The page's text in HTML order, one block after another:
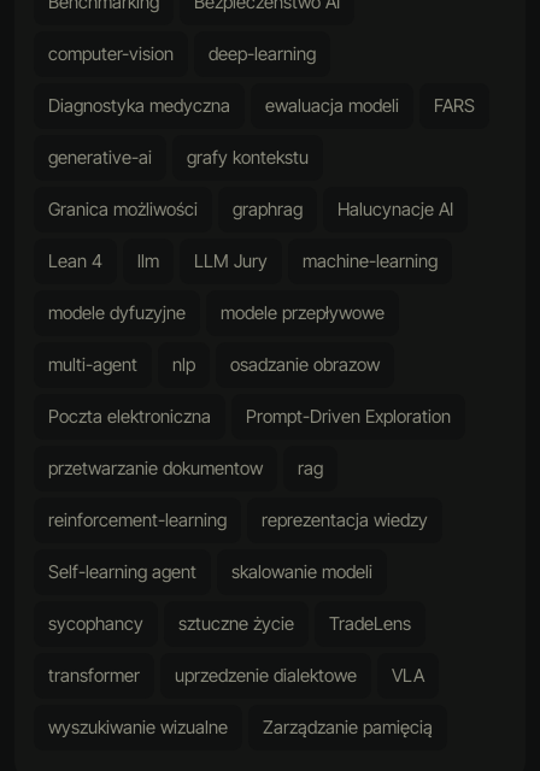
computer-vision deep-learning
Diagnostyka medyczna ewaluacja modeli FARS
generative-ai grafy kontekstu
Granica możliwości graphrag Halucynacje AI
Lean 4 llm LLM Jury machine-learning
modele dyfuzyjne modele przepływowe
multi-agent nlp osadzanie obrazow
Poczta elektroniczna Prompt-Driven Exploration
przetwarzanie dokumentow rag
reinforcement-learning reprezentacja wiedzy
Self-learning agent skalowanie modeli
sycophancy sztuczne życie TradeLens
transformer uprzedzenie dialektowe VLA
wyszukiwanie wizualne Zarządzanie pamięcią